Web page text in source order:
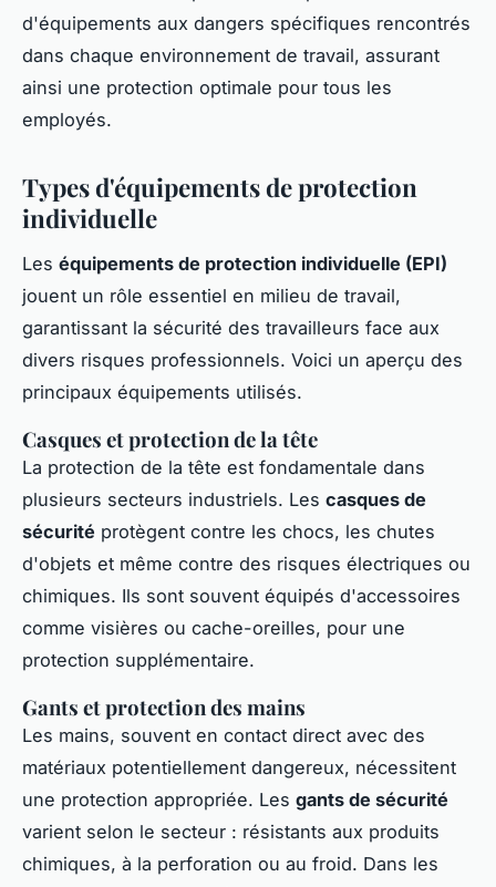
d'équipements aux dangers spécifiques rencontrés
dans chaque environnement de travail, assurant
ainsi une protection optimale pour tous les
employés.
Types d'équipements de protection
individuelle
Les équipements de protection individuelle (EPI)
jouent un rôle essentiel en milieu de travail,
garantissant la sécurité des travailleurs face aux
divers risques professionnels. Voici un aperçu des
principaux équipements utilisés.
Casques et protection de la tête
La protection de la tête est fondamentale dans
plusieurs secteurs industriels. Les casques de
sécurité protègent contre les chocs, les chutes
d'objets et même contre des risques électriques ou
chimiques. Ils sont souvent équipés d'accessoires
comme visières ou cache-oreilles, pour une
protection supplémentaire.
Gants et protection des mains
Les mains, souvent en contact direct avec des
matériaux potentiellement dangereux, nécessitent
une protection appropriée. Les gants de sécurité
varient selon le secteur : résistants aux produits
chimiques, à la perforation ou au froid. Dans les